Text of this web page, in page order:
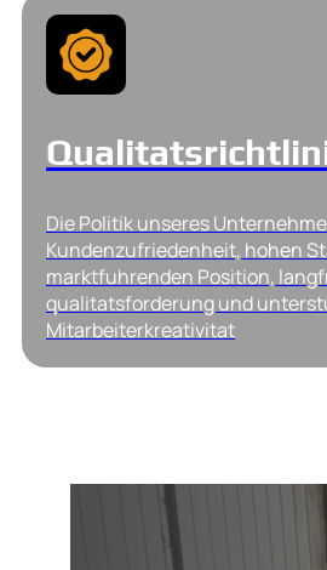
Die Politik unseres
Kundenzufriedenheit, hohen
marktfuhrenden Position,
qualitatsforderung und
Mitarbeiterkreativitat